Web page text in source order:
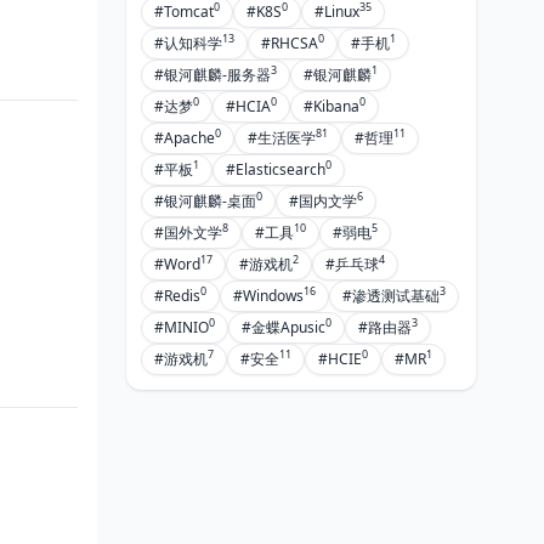
#Tomcat0 #K8S0 #Linux35
#认知科学13 #RHCSA0 #手机1
#银河麒麟-服务器3 #银河麒麟1
#达梦0 #HCIA0 #Kibana0
#Apache0 #生活医学81 #哲理11
#平板1 #Elasticsearch0
#银河麒麟-桌面0 #国内文学6
#国外文学8 #工具10 #弱电5
#Word17 #游戏机2 #乒乓球4
#Redis0 #Windows16 #渗透测试基础3
#MINIO0 #金蝶Apusic0 #路由器3
#游戏机7 #安全11 #HCIE0 #MR1